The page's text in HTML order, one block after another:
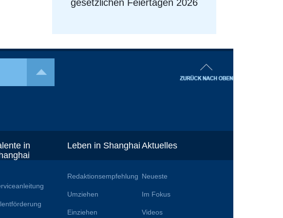
gesetzlichen Feiertagen 2026
in
Leben in Shanghai
Redaktionsempfehlung
Umziehen
Einziehen
Aktuelles
Neueste
Im Fokus
Videos